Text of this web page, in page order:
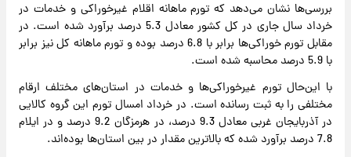
بررسی‌ها نشان می‌دهد که تورم ماهانه اقلام غیرخوراکی و خدمات در
خرداد سال جاری در کل کشور معادل 5.3 درصد برآورد شده است. در
مقابل تورم خوراکی‌ها برابر با 6.8 درصد بوده و تورم ماهانه کل نیز برابر
با 5.9 درصد محاسبه شده است.
با این‌حال تورم غیرخوراکی‌ها و خدمات در استان‌های مختلف ارقام
مختلفی را به ثبت رسانده است. در خرداد امسال تورم این گروه کالایی
در آذربایجان غربی معادل 9.3 درصد، در هرمزگان 9.2 درصد و در ایلام
7.8 درصد برآورد شده که بالاترین مقدار در بین استان‌ها بوده‌اند.